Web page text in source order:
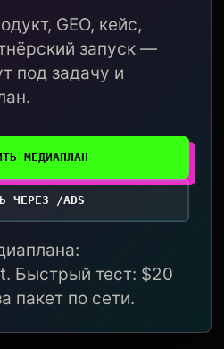
GEO, кейс,
запуск —
под задачу и
МЕДИАПЛАН
ЧЕРЕЗ /ADS
Быстрый тест: $20
пакет по сети.